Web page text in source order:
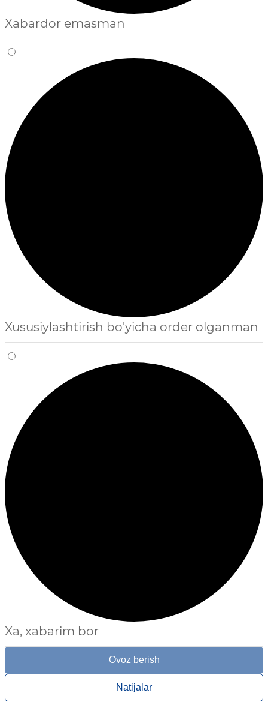
Xabardor emasman
Xususiylashtirish bo'yicha order olganman
Xa, xabarim bor
Ovoz berish
Natijalar